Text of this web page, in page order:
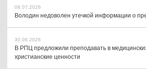
08.07.2026
Володин недоволен утечкой информации о
30.06.2026
В РПЦ предложили преподавать в
христианские ценности